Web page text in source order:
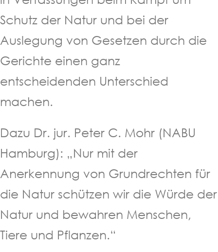
Schutz der Natur und bei der
Auslegung von Gesetzen durch die
Gerichte einen ganz
entscheidenden Unterschied
machen.
Dazu Dr. jur. Peter C. Mohr (NABU
Hamburg): „Nur mit der
Anerkennung von Grundrechten für
die Natur schützen wir die Würde der
Natur und bewahren Menschen,
Tiere und Pflanzen.“